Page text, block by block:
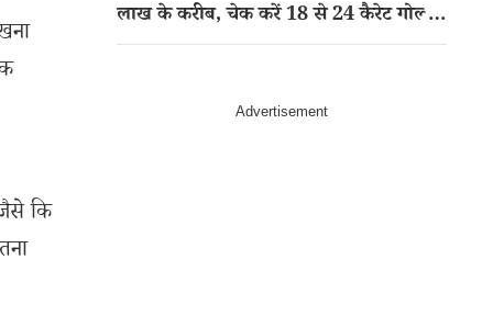
कि
लाख के करीब, चेक करें 18 से 24 कैरेट गोल्ड
का रेट